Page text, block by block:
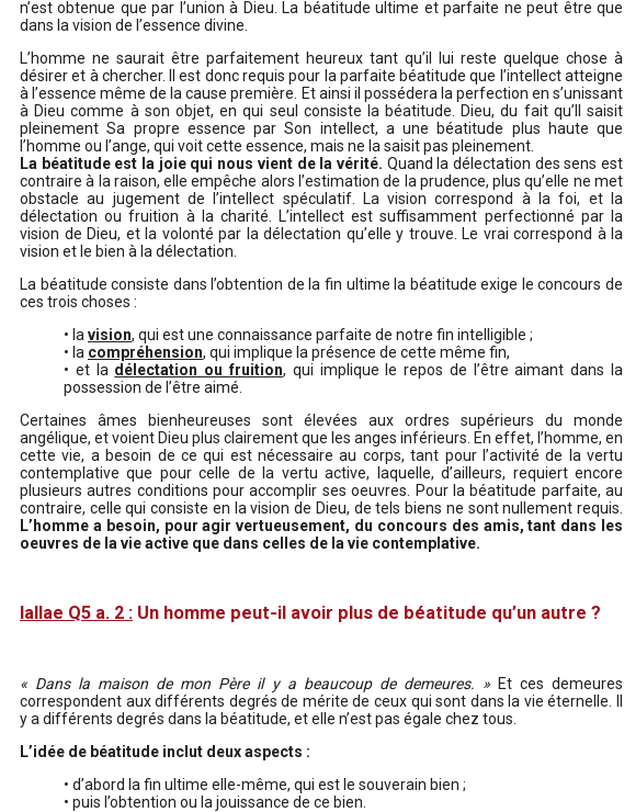
n’est obtenue que par l’union à Dieu. La béatitude ultime et parfaite ne peut être que
dans la vision de l’essence divine.
L’homme ne saurait être parfaitement heureux tant qu’il lui reste quelque chose à
désirer et à chercher. Il est donc requis pour la parfaite béatitude que l’intellect atteigne
à l’essence même de la cause première. Et ainsi il possédera la perfection en s’unissant
à Dieu comme à son objet, en qui seul consiste la béatitude. Dieu, du fait qu’Il saisit
pleinement Sa propre essence par Son intellect, a une béatitude plus haute que
l’homme ou l’ange, qui voit cette essence, mais ne la saisit pas pleinement.
La béatitude est la joie qui nous vient de la vérité. Quand la délectation des sens est
contraire à la raison, elle empêche alors l’estimation de la prudence, plus qu’elle ne met
obstacle au jugement de l’intellect spéculatif. La vision correspond à la foi, et la
délectation ou fruition à la charité. L’intellect est suffisamment perfectionné par la
vision de Dieu, et la volonté par la délectation qu’elle y trouve. Le vrai correspond à la
vision et le bien à la délectation.
La béatitude consiste dans l’obtention de la fin ultime la béatitude exige le concours de
ces trois choses :
• la vision, qui est une connaissance parfaite de notre fin intelligible ;
• la compréhension, qui implique la présence de cette même fin,
• et la délectation ou fruition, qui implique le repos de l’être aimant dans la
possession de l’être aimé.
Certaines âmes bienheureuses sont élevées aux ordres supérieurs du monde
angélique, et voient Dieu plus clairement que les anges inférieurs. En effet, l’homme, en
cette vie, a besoin de ce qui est nécessaire au corps, tant pour l’activité de la vertu
contemplative que pour celle de la vertu active, laquelle, d’ailleurs, requiert encore
plusieurs autres conditions pour accomplir ses oeuvres. Pour la béatitude parfaite, au
contraire, celle qui consiste en la vision de Dieu, de tels biens ne sont nullement requis.
L’homme a besoin, pour agir vertueusement, du concours des amis, tant dans les
oeuvres de la vie active que dans celles de la vie contemplative.
IaIIae Q5 a. 2 : Un homme peut-il avoir plus de béatitude qu’un autre ?
« Dans la maison de mon Père il y a beaucoup de demeures. »Et ces demeures
correspondent aux différents degrés de mérite de ceux qui sont dans la vie éternelle. Il
y a différents degrés dans la béatitude, et elle n’est pas égale chez tous.
L’idée de béatitude inclut deux aspects :
• d’abord la fin ultime elle-même, qui est le souverain bien ;
• puis l’obtention ou la jouissance de ce bien.